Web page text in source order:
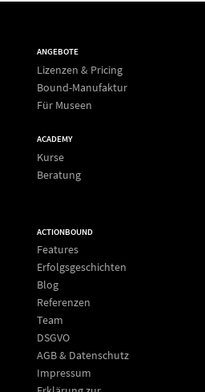
ANGEBOTE
Lizenzen & Pricing
Bound-Manufaktur
Für Museen
ACADEMY
Kurse
Beratung
ACTIONBOUND
Features
Erfolgsgeschichten
Blog
Referenzen
Team
DSGVO
AGB & Datenschutz
Impressum